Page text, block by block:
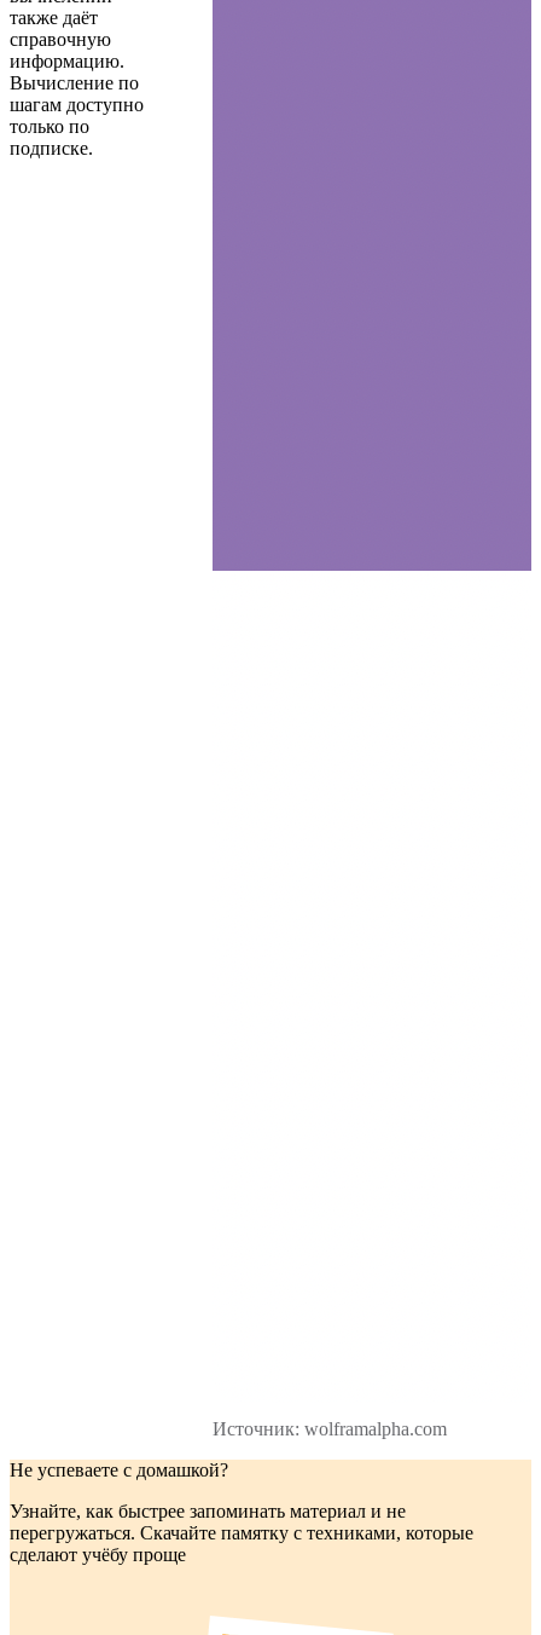
также даёт
справочную
информацию.
Вычисление по
шагам доступно
только по
подписке.
Источник: wolframalpha.com
Не успеваете с домашкой?
Узнайте, как быстрее запоминать материал и не
перегружаться. Скачайте памятку с техниками, которые
сделают учёбу проще